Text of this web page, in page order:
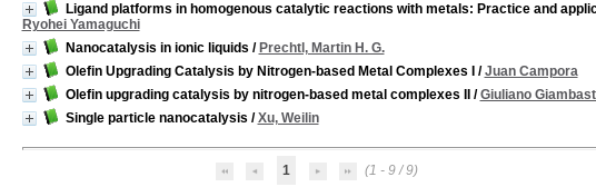
Ligand platforms in homogenous catalytic reactions with metals: Practice and
Ryohei Yamaguchi
Nanocatalysis in ionic liquids / Prechtl, Martin H. G.
Olefin Upgrading Catalysis by Nitrogen-based Metal Complexes I
/Juan Campora
Olefin upgrading catalysis by nitrogen-based metal complexes II
/Giuliano
Single particle nanocatalysis /Xu, Weilin
1 (1 - 9 / 9)